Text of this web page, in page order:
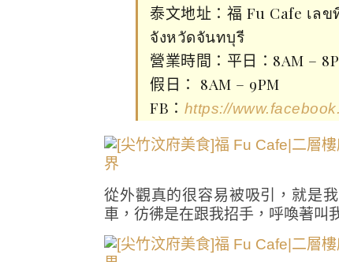
泰文地址：福 Fu Cafe เ
จังหวัดจันทบุรี
營業時間：平日：8AM –
假日： 8AM – 9PM
FB： https://
從外觀真的很容易被吸引，就是
車，彷彿是在跟我招手，呼喚著叫